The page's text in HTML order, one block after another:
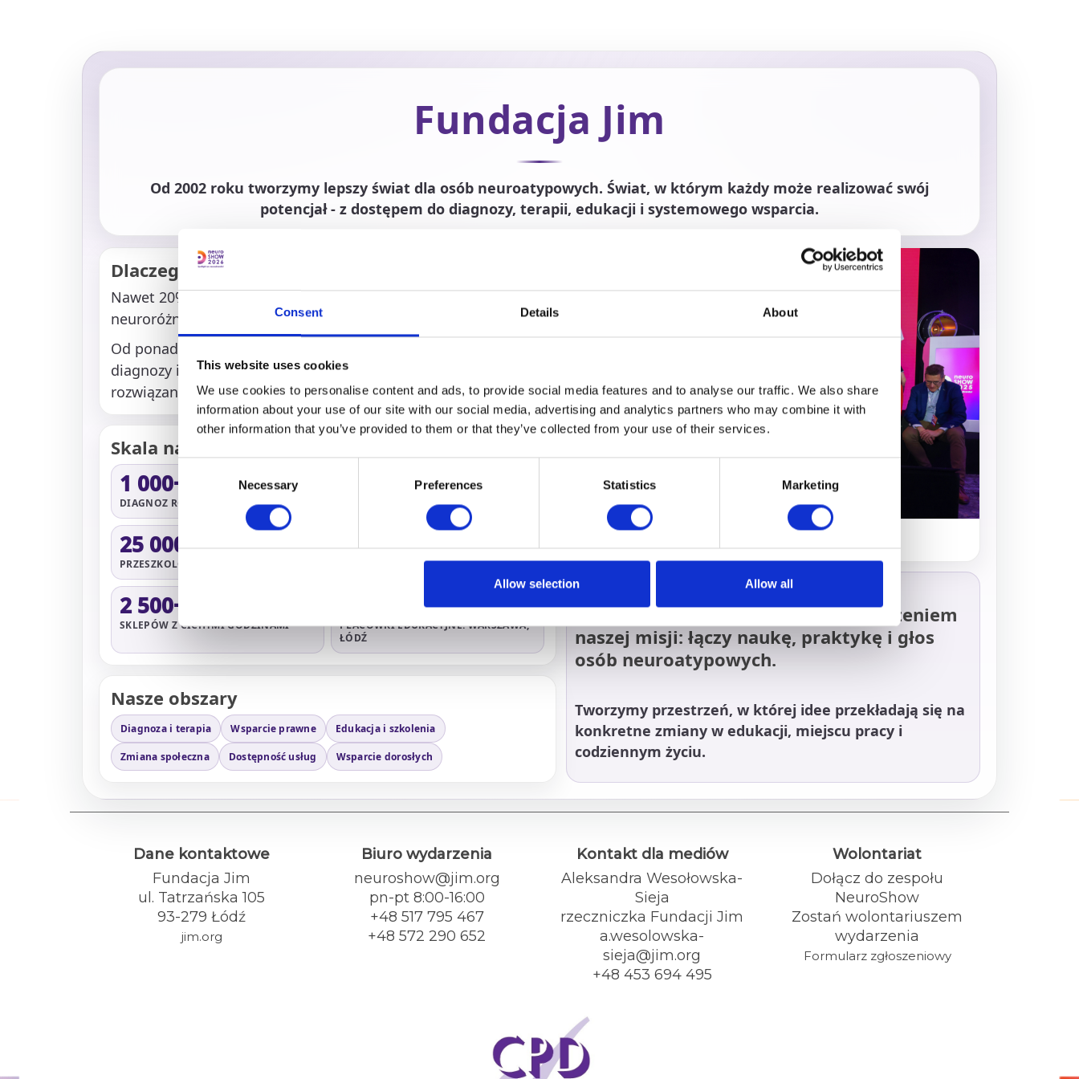
Consent Details About
This website uses cookies
We use cookies to personalise content and ads, to provide social media features and to analyse our traffic. We also share
information about your use of our site with our social media, advertising and analytics partners who may combine it with
other information that you’ve provided to them or that they’ve collected from your use of their services.
Consent
Selection
Necessary Preferences Statistics Marketing
Allow selection Allow all
Fundacja Jim
Od 2002 roku tworzymy lepszy świat dla osób neuroatypowych. Świat, w którym każdy może realizować swój
potencjał - z dostępem do diagnozy, terapii, edukacji i systemowego wsparcia.
Dlaczego to ważne
Nawet 20% społeczeństwa funkcjonuje w spektrum
neuroróżnorodności (autyzm, ADHD, dysleksja i inne).
Od ponad 20 lat działamy w całej Polsce: zwiększamy dostęp do
diagnozy i terapii, edukujemy społeczeństwo oraz budujemy
rozwiązania wsparcia także dla dorosłych.
Skala naszego działania
1 000+
DIAGNOZ ROCZNIE
25 000+
PRZESZKOLONYCH OSÓB
1 000+
BEZPŁATNYCH PORAD PRAWNYCH
2 500+
SKLEPÓW Z CICHYMI GODZINAMI
PLACÓWKI EDUKACYJNE: WARSZAWA,
ŁÓDŹ
Nasze obszary
Diagnoza i terapia Wsparcie prawne Edukacja i szkolenia
Zmiana społeczna Dostępność usług Wsparcie dorosłych
Ponad 20 lat doświadczenia i realnego wpływu społecznego.
NeuroShow jest naturalnym rozszerzeniem
naszej misji: łączy naukę, praktykę i głos
osób neuroatypowych.
Tworzymy przestrzeń, w której idee przekładają się na
konkretne zmiany w edukacji, miejscu pracy i
codziennym życiu.
Dane kontaktowe
Fundacja Jim
ul. Tatrzańska 105
93-279 Łódź
jim.org
Biuro wydarzenia
neuroshow@jim.org
pn-pt 8:00-16:00
+48 517 795 467
+48 572 290 652
Kontakt dla mediów
Aleksandra Wesołowska-
Sieja
rzeczniczka Fundacji Jim
a.wesolowska-
sieja@jim.org
+48 453 694 495
Wolontariat
Dołącz do zespołu
NeuroShow
Zostań wolontariuszem
wydarzenia
Formularz zgłoszeniowy